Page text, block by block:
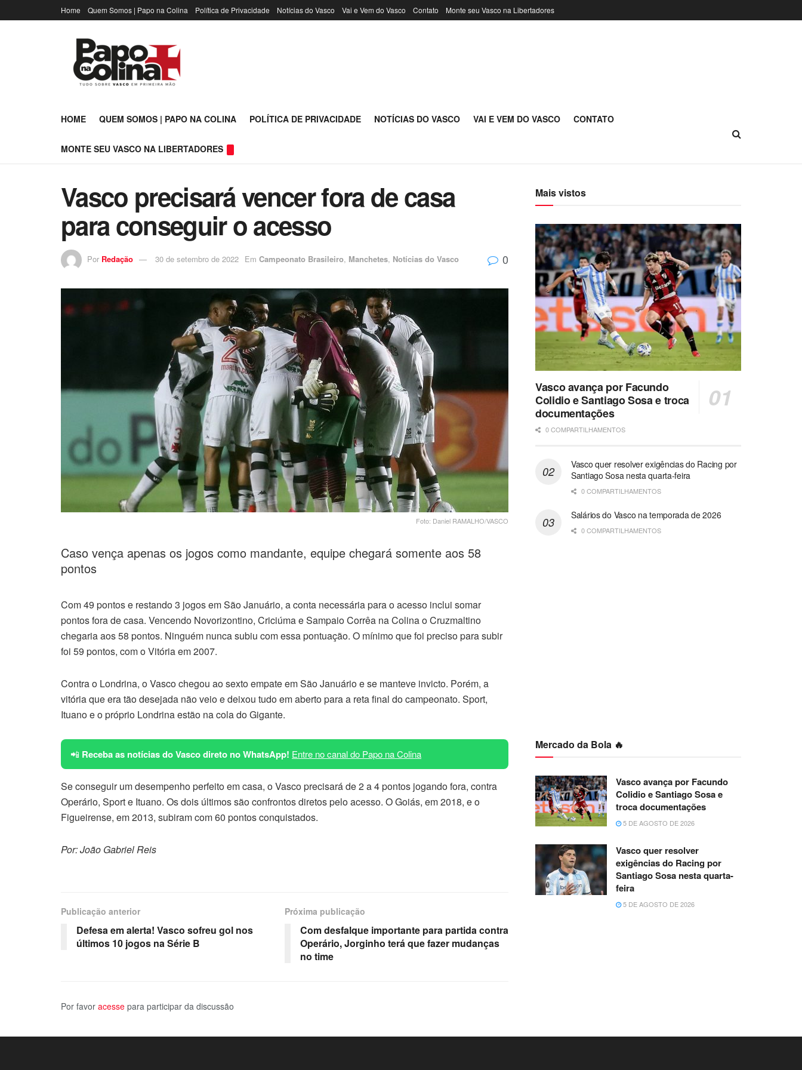
Home Quem Somos | Papo na Colina Política de Privacidade Notícias do Vasco Vai e Vem do Vasco Contato Monte seu Vasco na Libertadores
HOME QUEM SOMOS | PAPO NA COLINA POLÍTICA DE PRIVACIDADE NOTÍCIAS DO VASCO VAI E VEM DO VASCO CONTATO
MONTE SEU VASCO NA LIBERTADORES
Vasco precisará vencer fora de casa
para conseguir o acesso
Por Redação 30 de setembro de 2022 Em Campeonato Brasileiro, Manchetes, Notícias do Vasco 0
Foto: Daniel RAMALHO/VASCO
Caso vença apenas os jogos como mandante, equipe chegará somente aos 58
pontos
Com 49 pontos e restando 3 jogos em São Januário, a conta necessária para o acesso inclui somar
pontos fora de casa. Vencendo Novorizontino, Criciúma e Sampaio Corrêa na Colina o Cruzmaltino
chegaria aos 58 pontos. Ninguém nunca subiu com essa pontuação. O mínimo que foi preciso para subir
foi 59 pontos, com o Vitória em 2007.
Contra o Londrina, o Vasco chegou ao sexto empate em São Januário e se manteve invicto. Porém, a
vitória que era tão desejada não veio e deixou tudo em aberto para a reta final do campeonato. Sport,
Ituano e o próprio Londrina estão na cola do Gigante.
📲 Receba as notícias do Vasco direto no WhatsApp! Entre no canal do Papo na Colina
Se conseguir um desempenho perfeito em casa, o Vasco precisará de 2 a 4 pontos jogando fora, contra
Operário, Sport e Ituano. Os dois últimos são confrontos diretos pelo acesso. O Goiás, em 2018, e o
Figueirense, em 2013, subiram com 60 pontos conquistados.
Por: João Gabriel Reis
Publicação anterior
Defesa em alerta! Vasco sofreu gol nos
últimos 10 jogos na Série B
Próxima publicação
Com desfalque importante para partida contra
Operário, Jorginho terá que fazer mudanças
no time
Por favor acesse para participar da discussão
Mais vistos
Vasco avança por Facundo
Colidio e Santiago Sosa e troca
documentações
0 COMPARTILHAMENTOS
Vasco quer resolver exigências do Racing por
Santiago Sosa nesta quarta-feira
0 COMPARTILHAMENTOS
Salários do Vasco na temporada de 2026
0 COMPARTILHAMENTOS
Mercado da Bola 🔥
Vasco avança por Facundo
Colidio e Santiago Sosa e
troca documentações
5 DE AGOSTO DE 2026
Vasco quer resolver
exigências do Racing por
Santiago Sosa nesta quarta-
feira
5 DE AGOSTO DE 2026